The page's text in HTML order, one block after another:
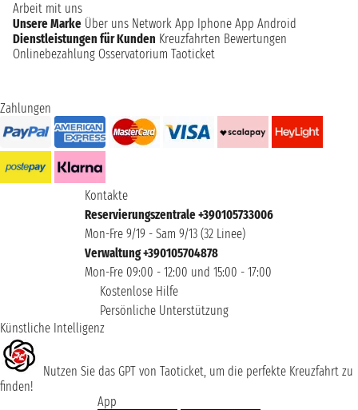
Arbeit mit uns
Unsere Marke Über uns Network App Iphone App Android
Dienstleistungen für Kunden Kreuzfahrten Bewertungen
Onlinebezahlung Osservatorium Taoticket
Zahlungen
Kontakte
Reservierungszentrale +390105733006
Mon-Fre 9/19 - Sam 9/13 (32 Linee)
Verwaltung +390105704878
Mon-Fre 09:00 - 12:00 und 15:00 - 17:00
Kostenlose Hilfe
Persönliche Unterstützung
Künstliche Intelligenz
Nutzen Sie das GPT von Taoticket, um die perfekte Kreuzfahrt zu
finden!
App